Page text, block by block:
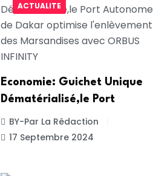
ACTUALITE
Economie: Guichet Unique
Dématérialisé,le Port
BY-Par La Rédaction
17 Septembre 2024